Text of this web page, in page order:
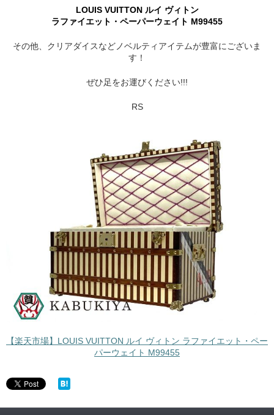
LOUIS VUITTON ルイ ヴィトン
ラファイエット・ペーパーウェイト M99455
その他、クリアダイスなどノベルティアイテムが豊富にございま
す！
ぜひ足をお運びください!!!
RS
【楽天市場】LOUIS VUITTON ルイ ヴィトン ラファイエット・ペー
パーウェイト M99455